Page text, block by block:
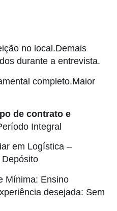
no local.Demais
durante a entrevista.
completo.Maior
de contrato e
Integral
em Logística –
Mínima: Ensino
desejada: Sem